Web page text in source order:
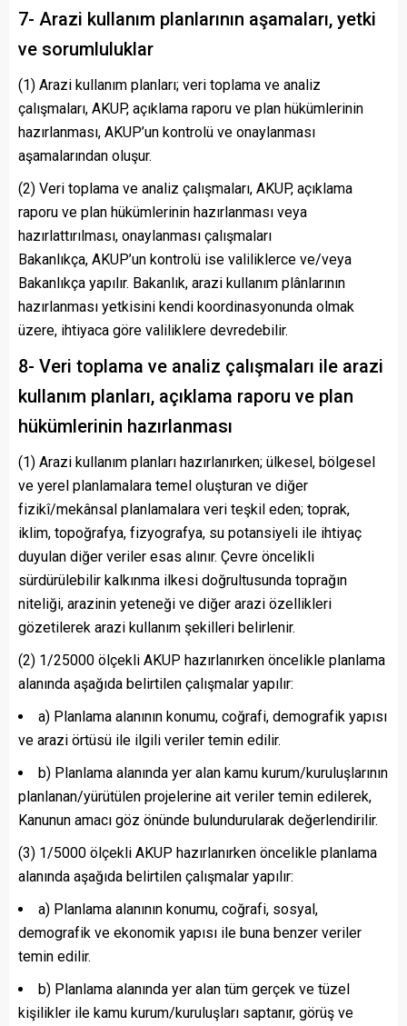
7- Arazi kullanım planlarının aşamaları, yetki
ve sorumluluklar
(1) Arazi kullanım planları; veri toplama ve analiz
çalışmaları, AKUP, açıklama raporu ve plan hükümlerinin
hazırlanması, AKUP’un kontrolü ve onaylanması
aşamalarından oluşur.
(2) Veri toplama ve analiz çalışmaları, AKUP, açıklama
raporu ve plan hükümlerinin hazırlanması veya
hazırlattırılması, onaylanması çalışmaları
Bakanlıkça, AKUP’un kontrolü ise valiliklerce ve/veya
Bakanlıkça yapılır. Bakanlık, arazi kullanım plânlarının
hazırlanması yetkisini kendi koordinasyonunda olmak
üzere, ihtiyaca göre valiliklere devredebilir.
8- Veri toplama ve analiz çalışmaları ile arazi
kullanım planları, açıklama raporu ve plan
hükümlerinin hazırlanması
(1) Arazi kullanım planları hazırlanırken; ülkesel, bölgesel
ve yerel planlamalara temel oluşturan ve diğer
fizikî/mekânsal planlamalara veri teşkil eden; toprak,
iklim, topoğrafya, fizyografya, su potansiyeli ile ihtiyaç
duyulan diğer veriler esas alınır. Çevre öncelikli
sürdürülebilir kalkınma ilkesi doğrultusunda toprağın
niteliği, arazinin yeteneği ve diğer arazi özellikleri
gözetilerek arazi kullanım şekilleri belirlenir.
(2) 1/25000 ölçekli AKUP hazırlanırken öncelikle planlama
alanında aşağıda belirtilen çalışmalar yapılır:
a) Planlama alanının konumu, coğrafi, demografik yapısı
ve arazi örtüsü ile ilgili veriler temin edilir.
b) Planlama alanında yer alan kamu kurum/kuruluşlarının
planlanan/yürütülen projelerine ait veriler temin edilerek,
Kanunun amacı göz önünde bulundurularak değerlendirilir.
(3) 1/5000 ölçekli AKUP hazırlanırken öncelikle planlama
alanında aşağıda belirtilen çalışmalar yapılır:
a) Planlama alanının konumu, coğrafi, sosyal,
demografik ve ekonomik yapısı ile buna benzer veriler
temin edilir.
b) Planlama alanında yer alan tüm gerçek ve tüzel
kişilikler ile kamu kurum/kuruluşları saptanır, görüş ve